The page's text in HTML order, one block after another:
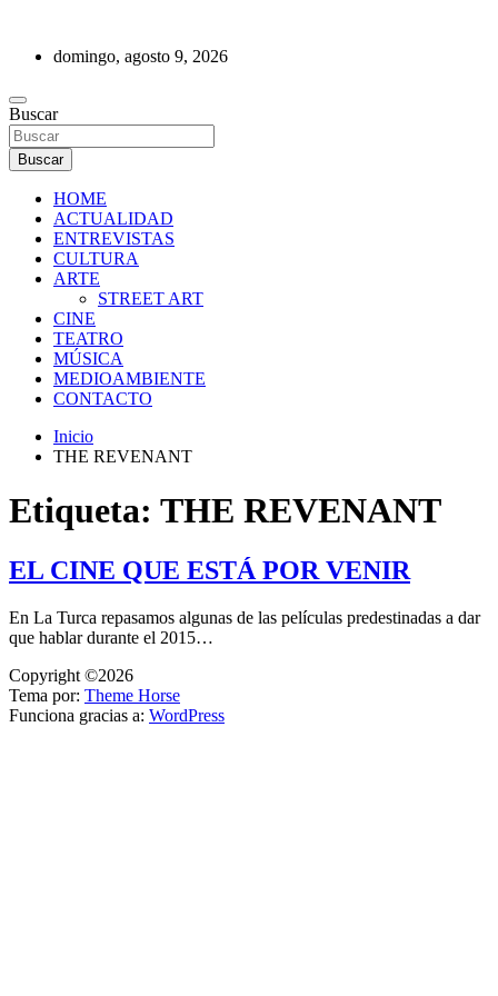
contenidodomingo, agosto 9, 2026
REVISTA DE PRENSA
Buscar
Buscar
HOME
ACTUALIDAD
ENTREVISTAS
CULTURA
ARTE
STREET ART
CINE
TEATRO
MÚSICA
MEDIOAMBIENTE
CONTACTO
Inicio
THE REVENANT
Etiqueta: THE REVENANT
EL CINE QUE ESTÁ POR VENIR
En La Turca repasamos algunas de las películas predestinadas a dar
que hablar durante el 2015…
Copyright ©2026
Tema por: Theme Horse
Funciona gracias a: WordPress